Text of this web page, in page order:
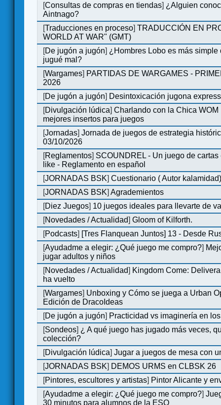
[Consultas de compras en tiendas] ¿Alguien
Aintnago?
[Traducciones en proceso]TRADUCCIÓN EN
WORLD AT WAR" (GMT)
[De jugón a jugón] ¿Hombres Lobo es más simple
jugué mal?
[Wargames] PARTIDAS DE WARGAMES -
2026
[De jugón a jugón] Desintoxicación jugona express
[Divulgación lúdica]Charlando con la Chica WOM
mejores insertos para juegos
[Jornadas]Jornada de juegos de estrategia
03/10/2026
[Reglamentos] SCOUNDREL - Un juego de
like - Reglamento en español
[JORNADAS BSK]Cuestionario ( Autor
[JORNADAS BSK]Agrademientos
[Diez Juegos] 10 juegos ideales para llevarte de
[Novedades / Actualidad]Gloom of Kilforth.
[Podcasts] [Tres Flanquean Juntos] 13 - Desde
[Ayudadme a elegir: ¿Qué juego me compro?]
jugar adultos y niños
[Novedades / Actualidad] Kingdom Come:
ha vuelto
[Wargames] Unboxing y Cómo se juega a Urban
Edición de DracoIdeas
[De jugón a jugón] Practicidad vs imaginería en
[Sondeos] ¿ A qué juego has jugado más veces,
colección?
[Divulgación lúdica]Jugar a juegos de mesa con
[JORNADAS BSK] DEMOS URMS en CLBSK 26
[Pintores, escultores y artistas] Pintor Alicante y
[Ayudadme a elegir: ¿Qué juego me compro?]
30 minutos para alumnos de la ESO